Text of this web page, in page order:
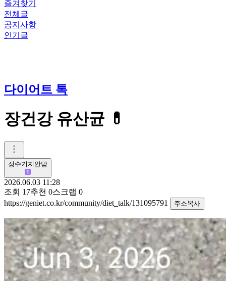
즐겨찾기
전체글
공지사항
인기글
다이어트 톡
장건강 유산균 💊
정수기지안맘
2026.06.03 11:28
조회 17추천 0스크랩 0
https://geniet.co.kr/community/diet_talk/131095791
주소복사